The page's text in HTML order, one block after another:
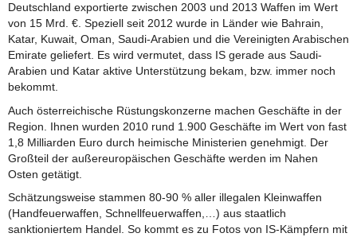
Deutschland exportierte zwischen 2003 und 2013 Waffen im Wert
von 15 Mrd. €. Speziell seit 2012 wurde in Länder wie Bahrain,
Katar, Kuwait, Oman, Saudi-Arabien und die Vereinigten Arabischen
Emirate geliefert. Es wird vermutet, dass IS gerade aus Saudi-
Arabien und Katar aktive Unterstützung bekam, bzw. immer noch
bekommt.
Auch österreichische Rüstungskonzerne machen Geschäfte in der
Region. Ihnen wurden 2010 rund 1.900 Geschäfte im Wert von fast
1,8 Milliarden Euro durch heimische Ministerien genehmigt. Der
Großteil der außereuropäischen Geschäfte werden im Nahen
Osten getätigt.
Schätzungsweise stammen 80-90 % aller illegalen Kleinwaffen
(Handfeuerwaffen, Schnellfeuerwaffen,…) aus staatlich
sanktioniertem Handel. So kommt es zu Fotos von IS-Kämpfern mit